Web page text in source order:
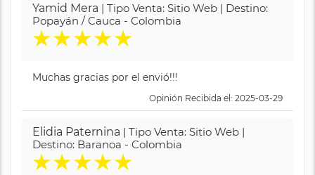
Yamid Mera | Tipo Venta: Sitio Web | Destino:
Popayán / Cauca - Colombia
★★★★★
Muchas gracias por el envió!!!
Opinión Recibida el: 2025-03-29
Elidia Paternina | Tipo Venta: Sitio Web |
Destino: Baranoa - Colombia
★★★★★